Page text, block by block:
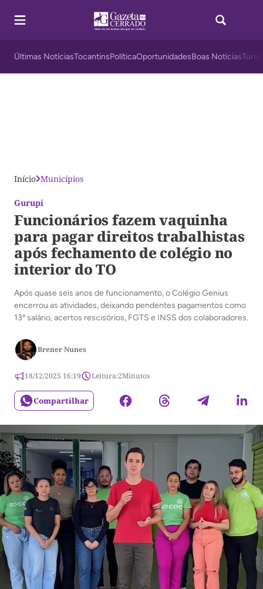
Últimas NotíciasTocantinsPolíticaOportunidadesBoas Notícias
Início Municípios
Gurupi
Funcionários fazem vaquinha
para pagar direitos trabalhistas
após fechamento de colégio no
interior do TO
Após quase seis anos de funcionamento, o Colégio Genius
encerrou as atividades, deixando pendentes pagamentos como
13º salário, acertos rescisórios, FGTS e INSS dos colaboradores.
Brener Nunes
18/12/2025 16:19 Leitura:2Minutos
Compartilhar